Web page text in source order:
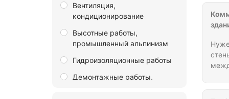
Запорожская область
Ивановская область
Иркутская область
Калининградская область
Вентиляция,
кондиционирование
Высотные работы,
промышленный альпинизм
Гидроизоляционные работы
Демонтажные работы,